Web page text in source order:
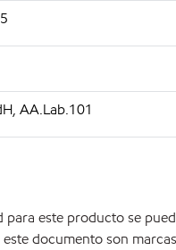
AA.Lab.101
este producto se
documento son